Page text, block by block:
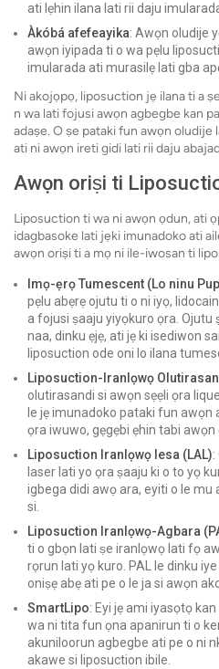
ati lẹhin ilana lati rii daju
Àkóbá afefeayika: Awọn oludije
awọn iyipada ti o wa pẹlu
imularada ati murasilẹ lati gba
Ni akojọpọ, liposuction jẹ ilana ti a
n wa lati fojusi awọn agbegbe kan
adaṣe. O ṣe pataki fun awọn oludije
ati ni awọn ireti gidi lati rii daju
Awọn oriṣi ti
Liposuction ti wa ni awọn ọdun, ati
idagbasoke lati jẹki imunadoko ati
awọn oriṣi ti a mọ ni ile-iwosan ti
Imọ-ẹrọ Tumescent (Lo ninu
pẹlu abẹrẹ ojutu ti o ni iyọ,
a fojusi ṣaaju yiyọkuro ọra. Ojutu
naa, dinku ẹjẹ, ati jẹ ki isediwon
liposuction ode oni lo ilana
Liposuction-Iranlọwọ
olutirasandi si awọn sẹẹli ọra
le jẹ imunadoko pataki fun awọn
ọra iwuwo, gẹgẹbi ẹhin tabi
Liposuction Iranlọwọ lesa (LAL)
laser lati yo ọra ṣaaju ki o to yọ
igbega didi awọ ara, eyiti o le
si.
Liposuction Iranlọwọ-Agbara
ti o gbọn lati ṣe iranlọwọ lati fọ
rọrun lati yọ kuro. PAL le dinku
oniṣẹ abẹ ati pe o le ja si awọn
SmartLipo: Eyi jẹ ami iyasọtọ
wa ni tita fun ọna apanirun ti o
akuniloorun agbegbe ati pe o ni
akawe si liposuction ibile.